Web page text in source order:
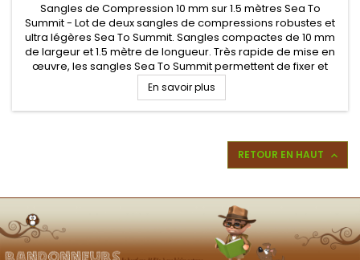
Sangles de Compression 10 mm sur 1.5 mètres Sea To
Summit - Lot de deux sangles de compressions robustes et
ultra légères Sea To Summit. Sangles compactes de 10 mm
de largeur et 1.5 mètre de longueur. Très rapide de mise en
œuvre, les sangles Sea To Summit permettent de fixer et
compresser votre matériel de randonnée et autres
équipements (sac de...
En savoir plus
RETOUR EN HAUT 